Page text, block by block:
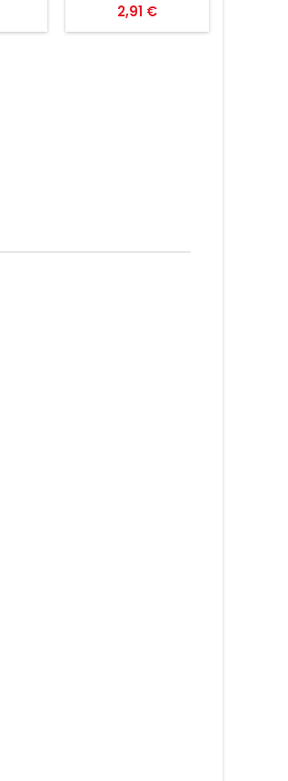
Preis
2,91 €